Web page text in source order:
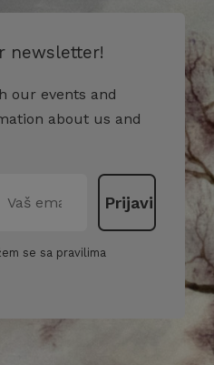
newsletter!
our events and
about us and
se sa pravilima